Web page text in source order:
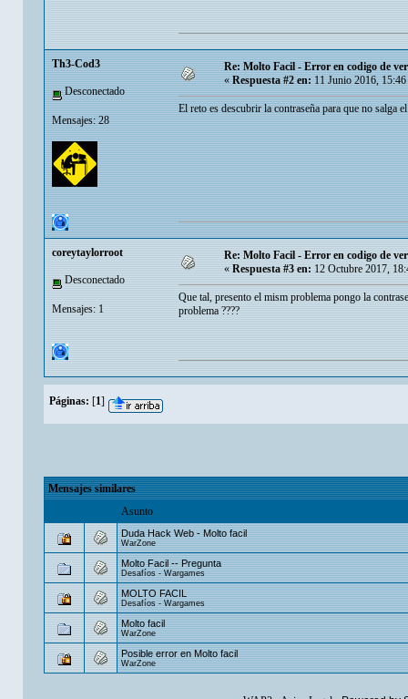
Th3-Cod3
Desconectado
Mensajes: 28
Re: Molto Facil - Error en codigo de
«Respuesta #2 en:11 Junio 2016, 15:46
El reto es descubrir la contraseña para que no salga
coreytaylorroot
Desconectado
Mensajes: 1
Re: Molto Facil - Error en codigo de
« Respuesta #3 en: 12 Octubre 2017,
Que tal, presento el mism problema pongo la
problema ????
Páginas: [1]
Mensajes similares
Asunto
Duda Hack Web - Molto facil
WarZone
Molto Facil -- Pregunta
Desafíos - Wargames
MOLTO FACIL
Desafíos - Wargames
Molto facil
WarZone
Posible error en Molto facil
WarZone